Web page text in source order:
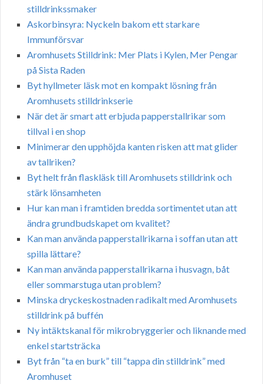
stilldrinkssmaker
Askorbinsyra: Nyckeln bakom ett starkare
Immunförsvar
Aromhusets Stilldrink: Mer Plats i Kylen, Mer Pengar
på Sista Raden
Byt hyllmeter läsk mot en kompakt lösning från
Aromhusets stilldrinkserie
När det är smart att erbjuda papperstallrikar som
tillval i en shop
Minimerar den upphöjda kanten risken att mat glider
av tallriken?
Byt helt från flaskläsk till Aromhusets stilldrink och
stärk lönsamheten
Hur kan man i framtiden bredda sortimentet utan att
ändra grundbudskapet om kvalitet?
Kan man använda papperstallrikarna i soffan utan att
spilla lättare?
Kan man använda papperstallrikarna i husvagn, båt
eller sommarstuga utan problem?
Minska dryckeskostnaden radikalt med Aromhusets
stilldrink på buffén
Ny intäktskanal för mikrobryggerier och liknande med
enkel startsträcka
Byt från “ta en burk” till “tappa din stilldrink” med
Aromhuset